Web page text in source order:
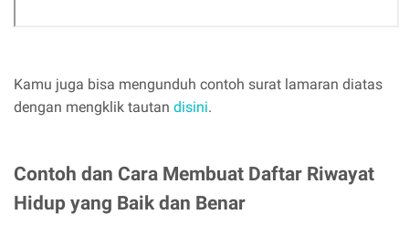
Kamu juga bisa mengunduh contoh surat lamaran diatas
dengan mengklik tautan disini.
Contoh dan Cara Membuat Daftar Riwayat
Hidup yang Baik dan Benar